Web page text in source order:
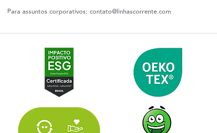
Para assuntos corporativos: contato@linhascorrente.com